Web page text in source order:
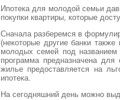
Ипотека для молодой семьи
покупки квартиры, которые
Сначала разберемся в
(некоторые другие банки
молодых семей под
программа предназначена
жилье предоставляется на
ипотека.
На сегодняшний день можно